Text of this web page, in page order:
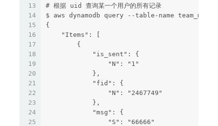
13
14
15
16
17
18
19
20
21
22
23
24
25
# 根据 uid 查询某一个用户的所有记录
$ aws dynamodb query --table-name
{
    "Items": [
        {
            "is_sent": {
                "N": "1"
            },
            "fid": {
                "N": "2467749"
            },
            "msg": {
                "S": "66666"